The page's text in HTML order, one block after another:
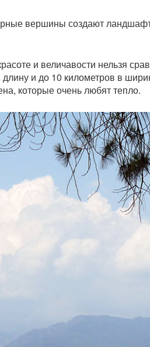
вершины создают
и величавости нельзя
и до 10 километров в
которые очень любят тепло.